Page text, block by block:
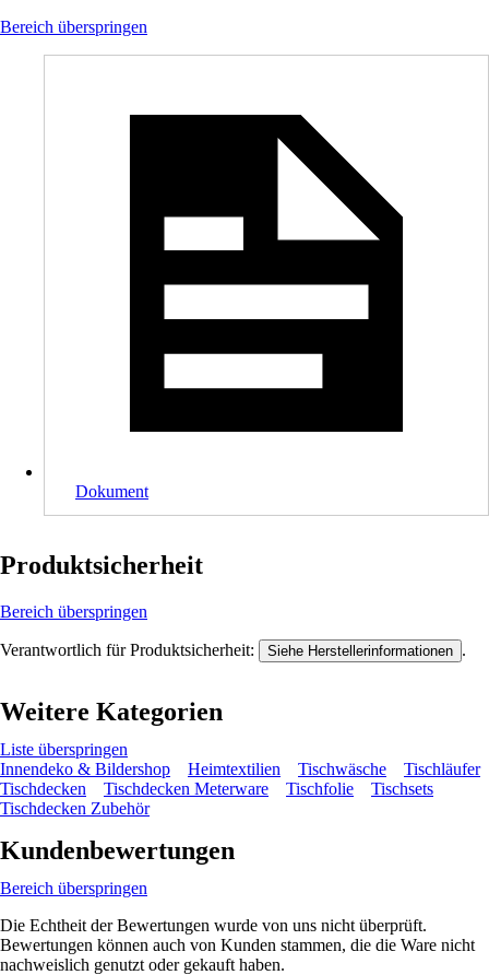
Bereich überspringen
Dokument
Produktsicherheit
Bereich überspringen
Verantwortlich für Produktsicherheit: Siehe Herstellerinformationen .
Weitere Kategorien
Liste überspringen
Innendeko & Bildershop
Heimtextilien Tischwäsche
Tischläufer
Tischdecken
Tischdecken Meterware Tischfolie
Tischsets
Tischdecken Zubehör
Kundenbewertungen
Bereich überspringen
Die Echtheit der Bewertungen wurde von uns nicht überprüft.
Bewertungen können auch von Kunden stammen, die die Ware nicht
nachweislich genutzt oder gekauft haben.